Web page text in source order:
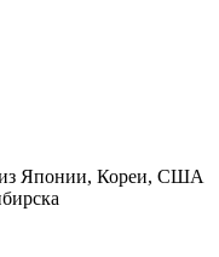
из Японии, Кореи, США